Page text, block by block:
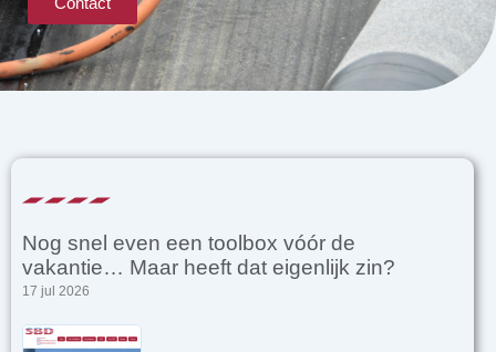
Nog snel even een toolbox vóór de
vakantie… Maar heeft dat eigenlijk zin?
17 jul 2026